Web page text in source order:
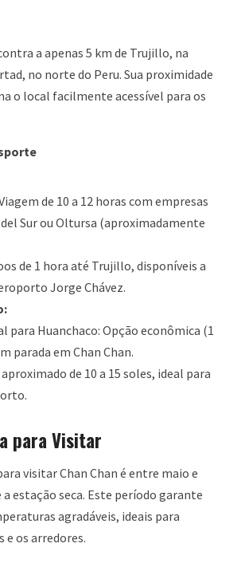
a apenas 5 km de Trujillo, na
no norte do Peru. Sua proximidade
o local facilmente acessível para os
de 10 a 12 horas com empresas
Sur ou Oltursa (aproximadamente
de 1 hora até Trujillo, disponíveis a
Jorge Chávez.
para Huanchaco: Opção econômica (1
parada em Chan Chan.
de 10 a 15 soles, ideal para
para Visitar
visitar Chan Chan é entre maio e
estação seca. Este período garante
agradáveis, ideais para
e os arredores.